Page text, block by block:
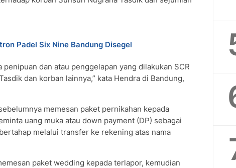
Padel Six Nine Bandung Disegel
dan atau penggelapan yang dilakukan SCR
dan korban lainnya,” kata Hendra di Bandung,
memesan paket pernikahan kepada
uang muka atau down payment (DP) sebagai
melalui transfer ke rekening atas nama
paket wedding kepada terlapor, kemudian